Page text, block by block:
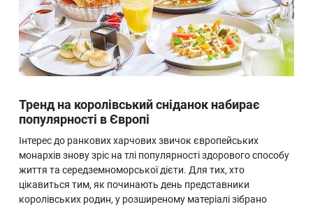
Тренд на королівський сніданок набирає
популярності в Європі
Інтерес до ранкових харчових звичок європейських
монархів знову зріс на тлі популярності здорового способу
життя та середземноморської дієти. Для тих, хто
цікавиться тим, як починають день представники
королівських родин, у розширеному матеріалі зібрано